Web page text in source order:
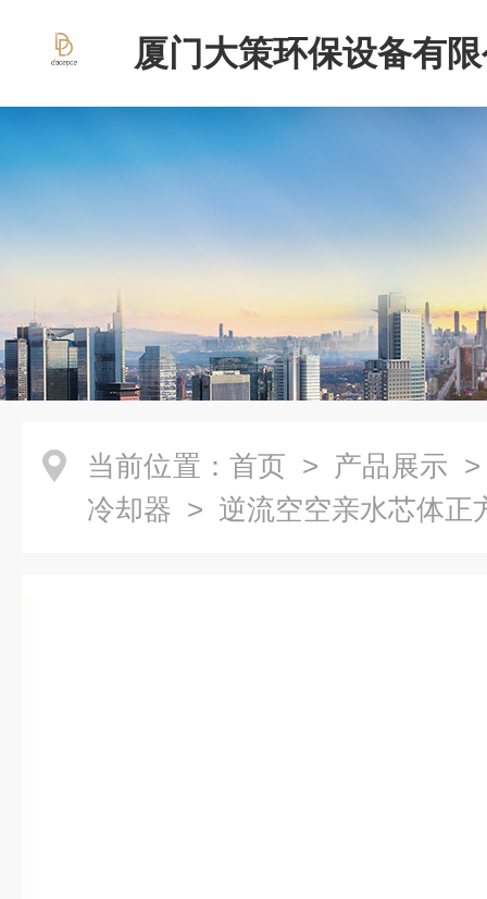
厦门大策环保设备有
当前位置： 首页 > 产品展示
冷却器 > 逆流空空亲水芯体正